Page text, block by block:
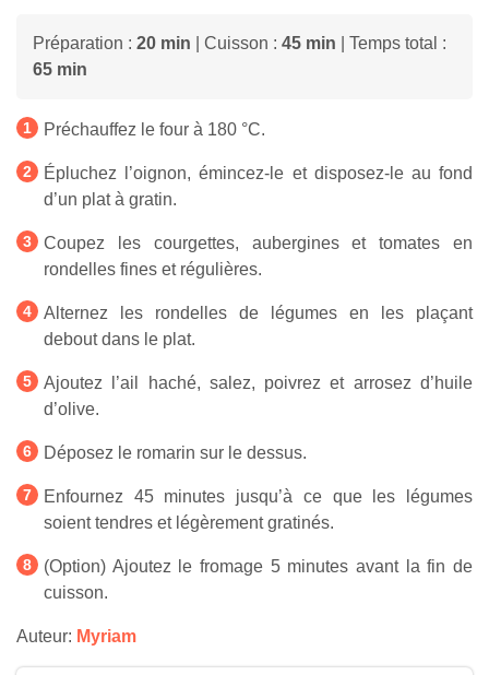
Préparation : 20 min | Cuisson : 45 min | Temps total :
65 min
Préchauffez le four à 180 °C.
Épluchez l’oignon, émincez-le et disposez-le au fond
d’un plat à gratin.
Coupez les courgettes, aubergines et tomates en
rondelles fines et régulières.
Alternez les rondelles de légumes en les plaçant
debout dans le plat.
Ajoutez l’ail haché, salez, poivrez et arrosez d’huile
d’olive.
Déposez le romarin sur le dessus.
Enfournez 45 minutes jusqu’à ce que les légumes
soient tendres et légèrement gratinés.
(Option) Ajoutez le fromage 5 minutes avant la fin de
cuisson.
Auteur: Myriam